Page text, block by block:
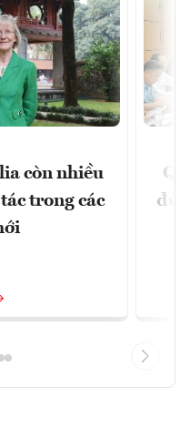
còn nhiều
trong các
đủ